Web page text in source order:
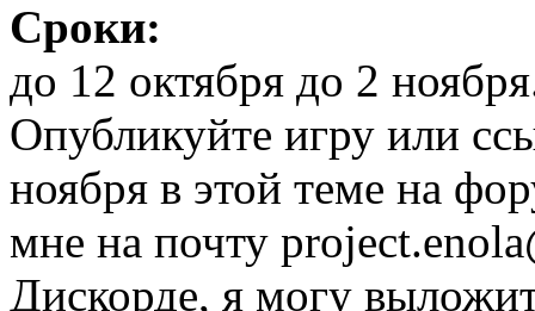
Сроки:
до 12 октября до 2
Опубликуйте игру или
ноября в этой теме на
мне на почту
Дискорде, я могу